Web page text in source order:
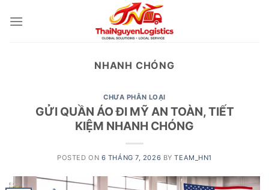
NHANH CHÓNG
CHƯA PHÂN LOẠI
GỬI QUẦN ÁO ĐI MỸ AN TOÀN, TIẾT
KIỆM NHANH CHÓNG
POSTED ON 6 THÁNG 7, 2026 BYTEAM_HN1